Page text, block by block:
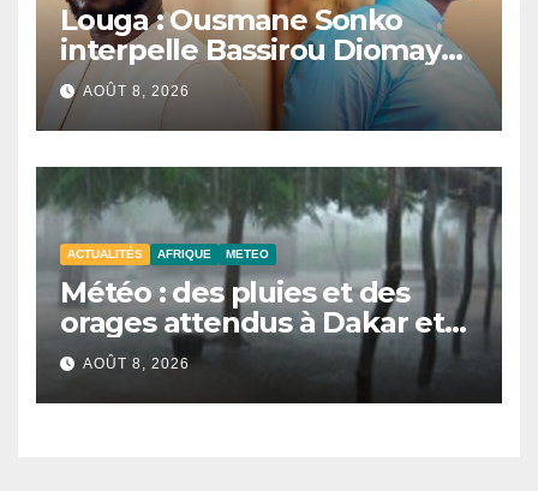
Louga : Ousmane Sonko
interpelle Bassirou Diomaye
Faye sur la date des élections
locales
AOÛT 8, 2026
ACTUALITÉS AFRIQUE METEO
Météo : des pluies et des
orages attendus à Dakar et
dans plusieurs localités ce
samedi
AOÛT 8, 2026